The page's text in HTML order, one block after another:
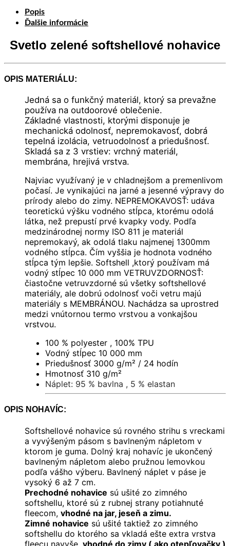
Popis
Ďalšie informácie
Svetlo zelené softshellové nohavice
OPIS MATERIÁLU:
Jedná sa o funkčný materiál, ktorý sa prevažne
používa na outdoorové oblečenie.
Základné vlastnosti, ktorými disponuje je
mechanická odolnosť, nepremokavosť, dobrá
tepelná izolácia, vetruodolnosť a priedušnosť.
Skladá sa z 3 vrstiev: vrchný materiál,
membrána, hrejivá vrstva.
Najviac využívaný je v chladnejšom a premenlivom
počasí. Je vynikajúci na jarné a jesenné výpravy do
prírody alebo do zimy. NEPREMOKAVOSŤ: udáva
teoretickú výšku vodného stĺpca, ktorému odolá
látka, než prepustí prvé kvapky vody. Podľa
medzinárodnej normy ISO 811 je materiál
nepremokavý, ak odolá tlaku najmenej 1300mm
vodného stĺpca. Čím vyššia je hodnota vodného
stĺpca tým lepšie. Softshell ,ktorý používam má
vodný stĺpec 10 000 mm VETRUVZDORNOSŤ:
čiastočne vetruvzdorné sú všetky softshellové
materiály, ale dobrú odolnosť voči vetru majú
materiály s MEMBRÁNOU. Nachádza sa uprostred
medzi vnútornou termo vrstvou a vonkajšou
vrstvou.
100 % polyester , 100% TPU
Vodný stĺpec 10 000 mm
Priedušnosť 3000 g/m² / 24 hodín
Hmotnosť 310 g/m²
Náplet: 95 % bavlna , 5 % elastan
OPIS NOHAVÍC:
Softshellové nohavice sú rovného strihu s vreckami
a vyvýšeným pásom s bavlneným nápletom v
ktorom je guma. Dolný kraj nohavíc je ukončený
bavlneným nápletom alebo pružnou lemovkou
podľa vášho výberu. Bavlnený náplet v páse je
vysoký 6 až 7 cm.
Prechodné nohavice sú ušité zo zimného
softshellu, ktoré sú z rubnej strany potiahnuté
fleecom, vhodné na jar, jeseň a zimu.
Zimné nohavice sú ušité taktiež zo zimného
softshellu do ktorého sa vkladá ešte extra vrstva
fleecu navyše, vhodné do zimy ( ako otepľovačky )